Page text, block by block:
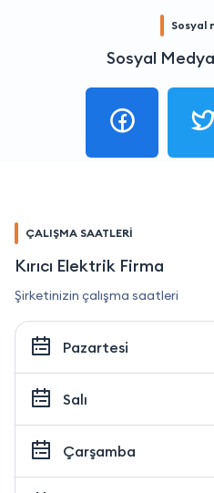
Sosyal
Sosyal
ÇALIŞMA SAATLERİ
Kırıcı Elektrik Firma
Şirketinizin çalışma saatleri
Pazartesi
Salı
Çarşamba